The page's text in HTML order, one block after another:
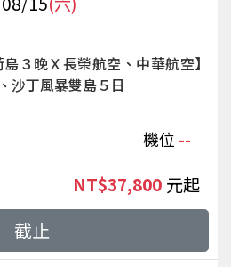
３晚Ｘ長榮航空、中華航空】
沙丁風暴雙島５日
機位 --
NT$37,800 起
截止